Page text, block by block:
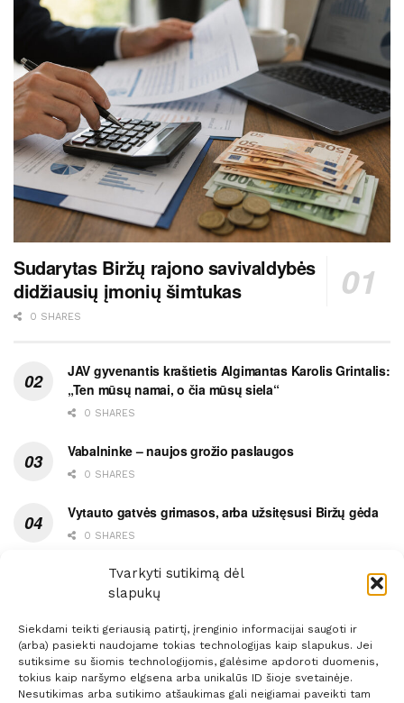
Tvarkyti sutikimą dėl
slapukų
Siekdami teikti geriausią patirtį, įrenginio informacijai saugoti ir
(arba) pasiekti naudojame tokias technologijas kaip slapukus. Jei
sutiksime su šiomis technologijomis, galėsime apdoroti duomenis,
tokius kaip naršymo elgsena arba unikalūs ID šioje svetainėje.
Nesutikimas arba sutikimo atšaukimas gali neigiamai paveikti tam
Sudarytas Biržų rajono savivaldybės
didžiausių įmonių šimtukas
0 SHARES
JAV gyvenantis kraštietis Algimantas Karolis Grintalis:
„Ten mūsų namai, o čia mūsų siela“
0 SHARES
Vabalninke – naujos grožio paslaugos
0 SHARES
Vytauto gatvės grimasos, arba užsitęsusi Biržų gėda
0 SHARES
Pietų metas pažymėtas avarija
0 SHARES